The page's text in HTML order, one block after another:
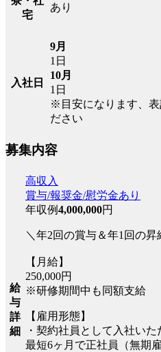
宅
あり
入社日
9月
1日
10月
1日
※目安になります、表
ださい
募集内容
給
与
詳
細
高収入
賞与/報奨金/慰労金あり
年収例4,000,000円
＼年2回の賞与＆年1回の昇
【月給】
250,000円
※研修期間中も同額支給
【雇用形態】
・契約社員として入社い
最短6ヶ月で正社員（無期雇